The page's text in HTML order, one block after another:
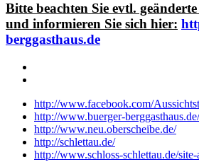
Bitte beachten Sie evtl.
und informieren Sie sich hier:
berggasthaus.de
http://www.facebook.com/
http://www.buerger-berggasthaus.de/
http://www.neu.oberscheibe.de/
http://schlettau.de/
http://www.schloss-schlettau.de/